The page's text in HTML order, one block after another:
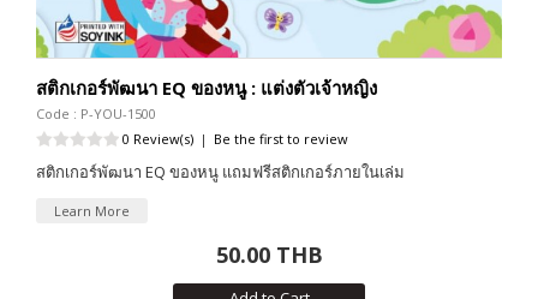
สติกเกอร์พัฒนา EQ ของหนู : แต่งตัวเจ้าหญิง
Code : P-YOU-1500
0 Review(s) | Be the first to review
สติกเกอร์พัฒนา EQ ของหนู แถมฟรีสติกเกอร์ภายในเล่ม
Learn More
50.00 THB